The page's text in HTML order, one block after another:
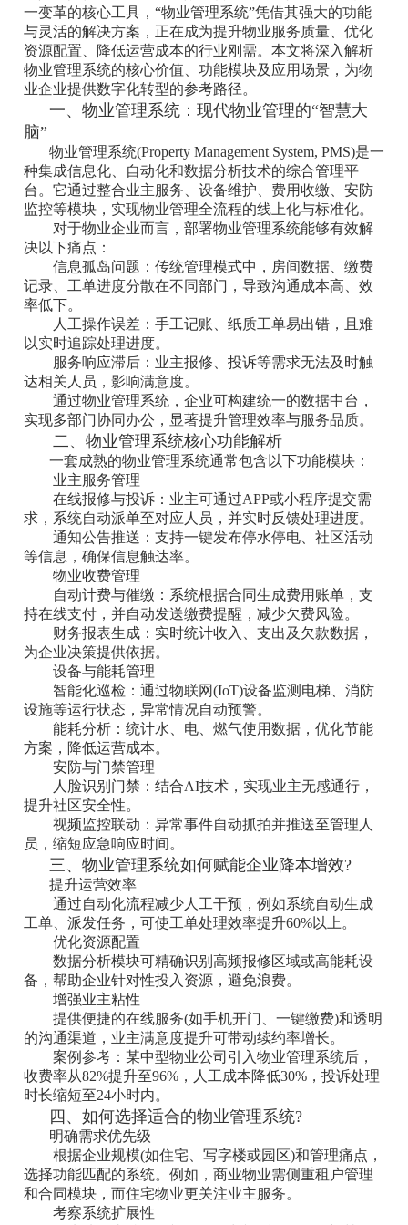
一变革的核心工具，“‌物业管理系统‌”凭借其强大的功能
与灵活的解决方案，正在成为提升物业服务质量、优化
资源配置、降低运营成本的行业刚需。本文将深入解析
物业管理系统的核心价值、功能模块及应用场景，为物
业企业提供数字化转型的参考路径。
一、物业管理系统：现代物业管理的“智慧大
脑”
物业管理系统(Property Management System, PMS)是一
种集成信息化、自动化和数据分析技术的综合管理平
台。它通过整合业主服务、设备维护、费用收缴、安防
监控等模块，实现物业管理全流程的线上化与标准化。
对于物业企业而言，部署物业管理系统能够有效解
决以下痛点：
‌信息孤岛问题‌：传统管理模式中，房间数据、缴费
记录、工单进度分散在不同部门，导致沟通成本高、效
率低下。
‌人工操作误差‌：手工记账、纸质工单易出错，且难
以实时追踪处理进度。
‌服务响应滞后‌：业主报修、投诉等需求无法及时触
达相关人员，影响满意度。
通过物业管理系统，企业可构建统一的数据中台，
实现多部门协同办公，显著提升管理效率与服务品质。
二、物业管理系统核心功能解析
一套成熟的物业管理系统通常包含以下功能模块：
‌业主服务管理‌
‌在线报修与投诉‌：业主可通过APP或小程序提交需
求，系统自动派单至对应人员，并实时反馈处理进度。
‌通知公告推送‌：支持一键发布停水停电、社区活动
等信息，确保信息触达率。
‌物业收费管理‌
‌自动计费与催缴‌：系统根据合同生成费用账单，支
持在线支付，并自动发送缴费提醒，减少欠费风险。
‌财务报表生成‌：实时统计收入、支出及欠款数据，
为企业决策提供依据。
‌设备与能耗管理‌
‌智能化巡检‌：通过物联网(IoT)设备监测电梯、消防
设施等运行状态，异常情况自动预警。
‌能耗分析‌：统计水、电、燃气使用数据，优化节能
方案，降低运营成本。
‌安防与门禁管理‌
‌人脸识别门禁‌：结合AI技术，实现业主无感通行，
提升社区安全性。
‌视频监控联动‌：异常事件自动抓拍并推送至管理人
员，缩短应急响应时间。
三、物业管理系统如何赋能企业降本增效?
提升运营效率‌
通过自动化流程减少人工干预，例如系统自动生成
工单、派发任务，可使工单处理效率提升60%以上。
‌优化资源配置‌
数据分析模块可精确识别高频报修区域或高能耗设
备，帮助企业针对性投入资源，避免浪费。
‌增强业主粘性‌
提供便捷的在线服务(如手机开门、一键缴费)和透明
的沟通渠道，业主满意度提升可带动续约率增长。
‌案例参考‌：某中型物业公司引入物业管理系统后，
收费率从82%提升至96%，人工成本降低30%，投诉处理
时长缩短至24小时内。
四、如何选择适合的物业管理系统?
明确需求优先级‌
根据企业规模(如住宅、写字楼或园区)和管理痛点，
选择功能匹配的系统。例如，商业物业需侧重租户管理
和合同模块，而住宅物业更关注业主服务。
‌考察系统扩展性‌